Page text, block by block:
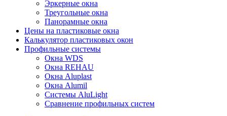
Эркерные окна
Треугольные окна
Панорамные окна
Цены на пластиковые окна
Калькулятор пластиковых окон
Профильные системы
Окна WDS
Окна REHAU
Окна Aluplast
Окна Alumil
Системы AluLight
Сравнение профильных систем